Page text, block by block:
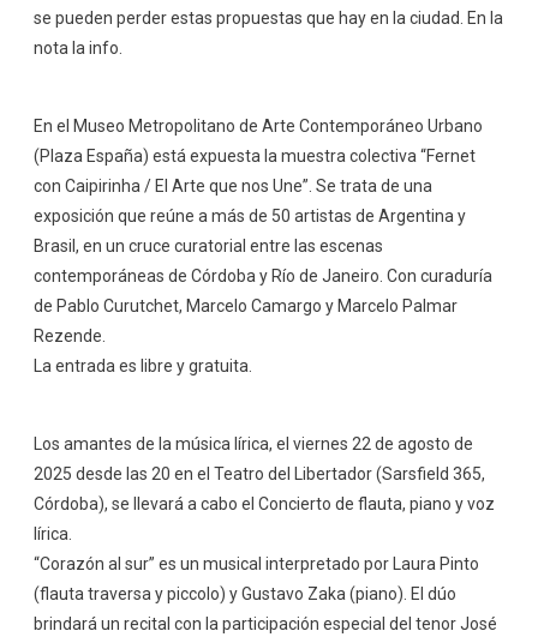
se pueden perder estas propuestas que hay en la ciudad. En la
nota la info.
En el Museo Metropolitano de Arte Contemporáneo Urbano
(Plaza España) está expuesta la muestra colectiva “Fernet
con Caipirinha / El Arte que nos Une”. Se trata de una
exposición que reúne a más de 50 artistas de Argentina y
Brasil, en un cruce curatorial entre las escenas
contemporáneas de Córdoba y Río de Janeiro. Con curaduría
de Pablo Curutchet, Marcelo Camargo y Marcelo Palmar
Rezende.
La entrada es libre y gratuita.
Los amantes de la música lírica, el viernes 22 de agosto de
2025 desde las 20 en el Teatro del Libertador (Sarsfield 365,
Córdoba), se llevará a cabo el Concierto de flauta, piano y voz
lírica.
“Corazón al sur” es un musical interpretado por Laura Pinto
(flauta traversa y piccolo) y Gustavo Zaka (piano). El dúo
brindará un recital con la participación especial del tenor José